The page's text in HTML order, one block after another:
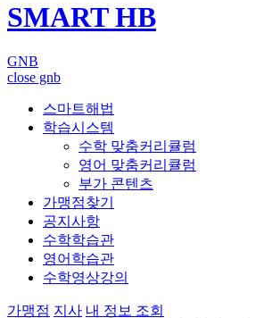
SMART HB
GNB
close gnb
스마트해법
학습시스템
수학 맞춤커리큘럼
영어 맞춤커리큘럼
부가 콘텐츠
가맹점찾기
공지사항
수학학습관
영어학습관
수학영상강의
가맹점 지사 내 정보 조회